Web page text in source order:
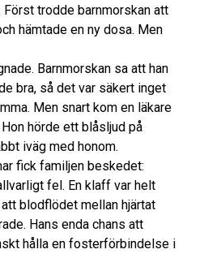
Först trodde barnmorskan att
hämtade en ny dosa. Men
Barnmorskan sa att han
bra, så det var säkert inget
Men snart kom en läkare
hörde ett blåsljud på
iväg med honom.
fick familjen beskedet:
fel. En klaff var helt
blodflödet mellan hjärtat
Hans enda chans att
hålla en fosterförbindelse i